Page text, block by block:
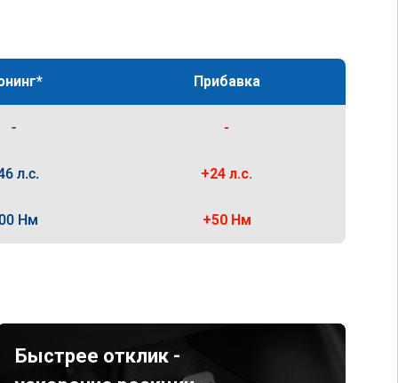
Прибавка
- -
л.с. +24 л.с.
Нм +50 Нм
Быстрее отклик -